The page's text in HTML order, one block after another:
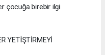
çocuğa birebir ilgi
YETİŞTİRMEYİ